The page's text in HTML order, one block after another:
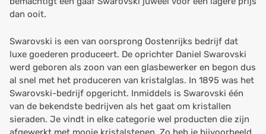
dan ooit.
Swarovski is een van oorsprong Oostenrijks bedrijf dat
luxe goederen produceert. De oprichter Daniel Swarovski
werd geboren als zoon van een glasbewerker en begon dus
al snel met het produceren van kristalglas. In 1895 was het
Swarovski-bedrijf opgericht. Inmiddels is Swarovski één
van de bekendste bedrijven als het gaat om kristallen
sieraden. Je vindt in elke categorie wel producten die zijn